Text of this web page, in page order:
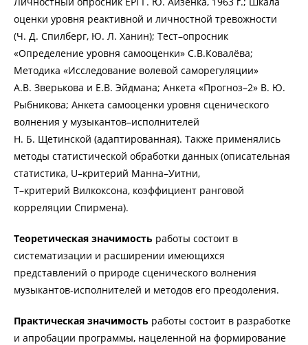
оценки уровня реактивной и личностной тревожности
(Ч. Д. Спилберг, Ю. Л. Ханин); Тест–опросник
«Определение уровня самооценки» С.В.Ковалёва;
Методика «Исследование волевой саморегуляции»
А.В. Зверькова и Е.В. Эйдмана; Анкета «Прогноз–2» В. Ю.
Рыбникова; Анкета самооценки уровня сценического
волнения у музыкантов–исполнителей
Н. Б. Щетинской (адаптированная). Также применялись
методы статистической обработки данных (описательная
статистика, U–критерий Манна–Уитни,
T–критерий Вилкоксона, коэффициент ранговой
корреляции Спирмена).
Теоретическая значимость работы состоит в
систематизации и расширении имеющихся
представлений о природе сценического волнения
музыкантов-исполнителей и методов его преодоления.
Практическая значимость работы состоит в разработке
и апробации программы, нацеленной на формирование